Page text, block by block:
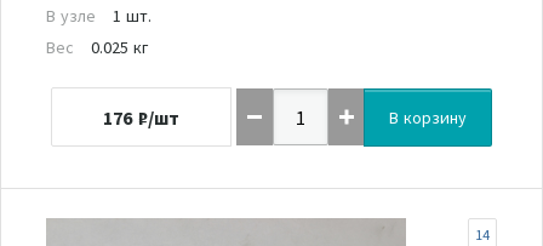
В узле
1 шт.
Вес
0.025 кг
176 ₽/шт В корзину
14